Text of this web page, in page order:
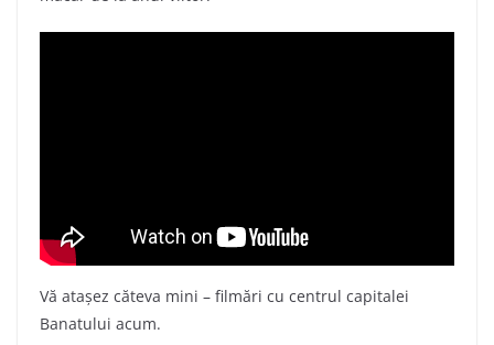
Vă atașez căteva mini – filmări cu centrul capitalei
Banatului acum.